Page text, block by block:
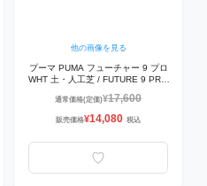
他の画像を見る
プーマ PUMA フューチャー 9 プロ
WHT 土・人工芝 / FUTURE 9 PRO
パイク ホワイト×ブルー×ピンク
通常価格(定価)¥17,600
販売価格¥14,080 税込